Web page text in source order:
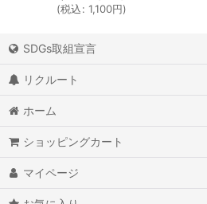
(税込: 1,100円)
SDGs取組宣言
リクルート
ホーム
ショッピングカート
マイページ